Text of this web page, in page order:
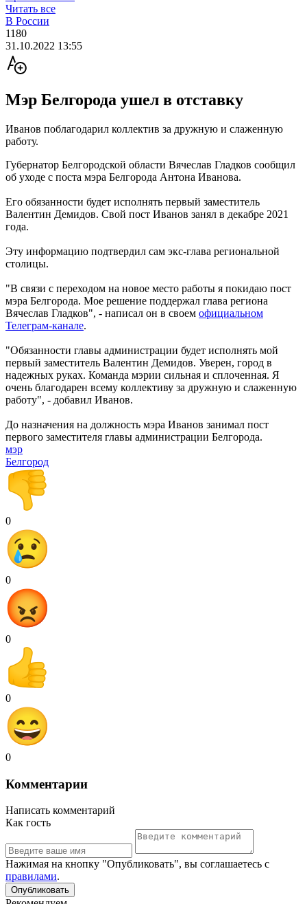
Читать все
В России
1180
31.10.2022 13:55
Мэр Белгорода ушел в отставку
Иванов поблагодарил коллектив за дружную и слаженную
работу.
Губернатор Белгородской области Вячеслав Гладков сообщил
об уходе с поста мэра Белгорода Антона Иванова.
Его обязанности будет исполнять первый заместитель
Валентин Демидов. Свой пост Иванов занял в декабре 2021
года.
Эту информацию подтвердил сам экс-глава региональной
столицы.
"В связи с переходом на новое место работы я покидаю пост
мэра Белгорода. Мое решение поддержал глава региона
Вячеслав Гладков", - написал он в своем официальном
Телеграм-канале.
"Обязанности главы администрации будет исполнять мой
первый заместитель Валентин Демидов. Уверен, город в
надежных руках. Команда мэрии сильная и сплоченная. Я
очень благодарен всему коллективу за дружную и слаженную
работу", - добавил Иванов.
До назначения на должность мэра Иванов занимал пост
первого заместителя главы администрации Белгорода.
мэр
Белгород
0
0
0
0
0
Комментарии
Написать комментарий
Как гость
Нажимая на кнопку "Опубликовать", вы соглашаетесь с
правилами.